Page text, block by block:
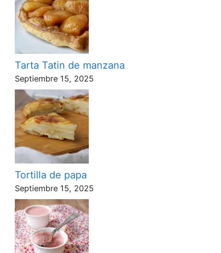
Tarta Tatin de manzana
Septiembre 15, 2025
Tortilla de papa
Septiembre 15, 2025